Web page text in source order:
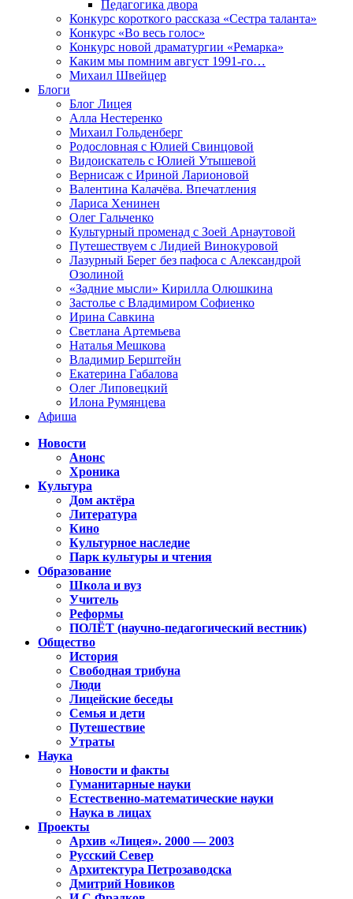
Педагогика двора
Конкурс короткого рассказа «Сестра таланта»
Конкурс «Во весь голос»
Конкурс новой драматургии «Ремарка»
Каким мы помним август 1991-го…
Михаил Швейцер
Блоги
Блог Лицея
Алла Нестеренко
Михаил Гольденберг
Родословная с Юлией Свинцовой
Видоискатель с Юлией Утышевой
Вернисаж с Ириной Ларионовой
Валентина Калачёва. Впечатления
Лариса Хенинен
Олег Гальченко
Культурный променад с Зоей Арнаутовой
Путешествуем с Лидией Винокуровой
Лазурный Берег без пафоса с Александрой
Озолиной
«Задние мысли» Кирилла Олюшкина
Застолье с Владимиром Софиенко
Ирина Савкина
Светлана Артемьева
Наталья Мешкова
Владимир Берштейн
Екатерина Габалова
Олег Липовецкий
Илона Румянцева
Афиша
Новости
Анонс
Хроника
Культура
Дом актёра
Литература
Кино
Культурное наследие
Парк культуры и чтения
Образование
Школа и вуз
Учитель
Реформы
ПОЛЁТ (научно-педагогический вестник)
Общество
История
Свободная трибуна
Люди
Лицейские беседы
Семья и дети
Путешествие
Утраты
Наука
Новости и факты
Гуманитарные науки
Естественно-математические науки
Наука в лицах
Проекты
Архив «Лицея». 2000 — 2003
Русский Север
Архитектура Петрозаводска
Дмитрий Новиков